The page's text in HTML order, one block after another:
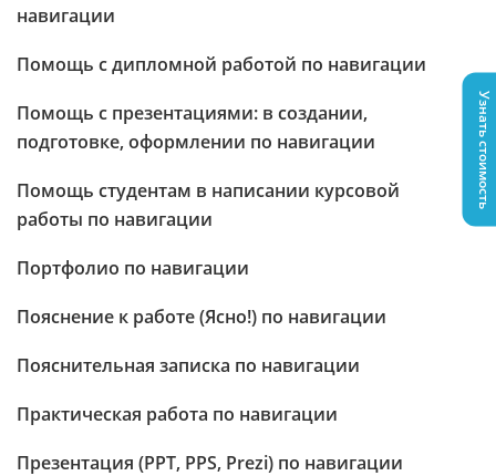
навигации
Помощь с дипломной работой по навигации
Помощь с презентациями: в создании,
подготовке, оформлении по навигации
Помощь студентам в написании курсовой
работы по навигации
Портфолио по навигации
Пояснение к работе (Ясно!) по навигации
Пояснительная записка по навигации
Практическая работа по навигации
Презентация (PPT, PPS, Prezi) по навигации
Узнать стоимость